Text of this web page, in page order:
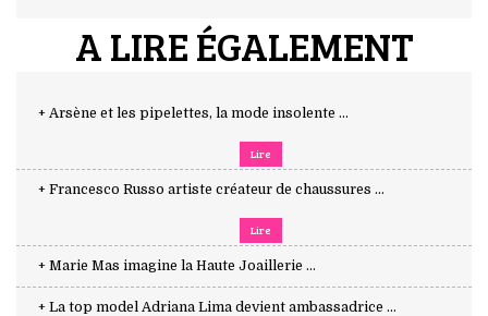
A LIRE ÉGALEMENT
+ Arsène et les pipelettes, la mode insolente ...
Lire
+ Francesco Russo artiste créateur de chaussures ...
Lire
+ Marie Mas imagine la Haute Joaillerie ...
+ La top model Adriana Lima devient ambassadrice ...